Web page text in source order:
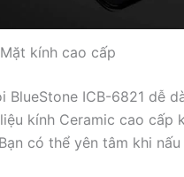
Mặt kính cao cấp
ICB-6821 dễ
kính Ceramic cao cấp
có thể yên tâm khi